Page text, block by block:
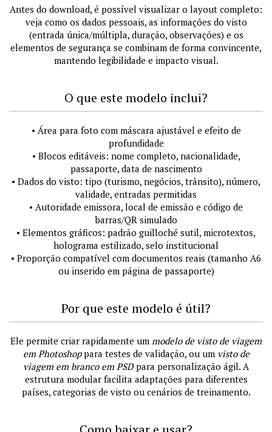
Antes do download, é possível visualizar o layout completo:
veja como os dados pessoais, as informações do visto
(entrada única/múltipla, duração, observações) e os
elementos de segurança se combinam de forma convincente,
mantendo legibilidade e impacto visual.
O que este modelo inclui?
• Área para foto com máscara ajustável e efeito de
profundidade
• Blocos editáveis: nome completo, nacionalidade,
passaporte, data de nascimento
• Dados do visto: tipo (turismo, negócios, trânsito), número,
validade, entradas permitidas
• Autoridade emissora, local de emissão e código de
barras/QR simulado
• Elementos gráficos: padrão guilloché sutil, microtextos,
holograma estilizado, selo institucional
• Proporção compatível com documentos reais (tamanho A6
ou inserido em página de passaporte)
Por que este modelo é útil?
Ele permite criar rapidamente um modelo de visto de viagem
em Photoshoppara testes de validação, ou um visto de
viagem em branco em PSDpara personalização ágil. A
estrutura modular facilita adaptações para diferentes
países, categorias de visto ou cenários de treinamento.